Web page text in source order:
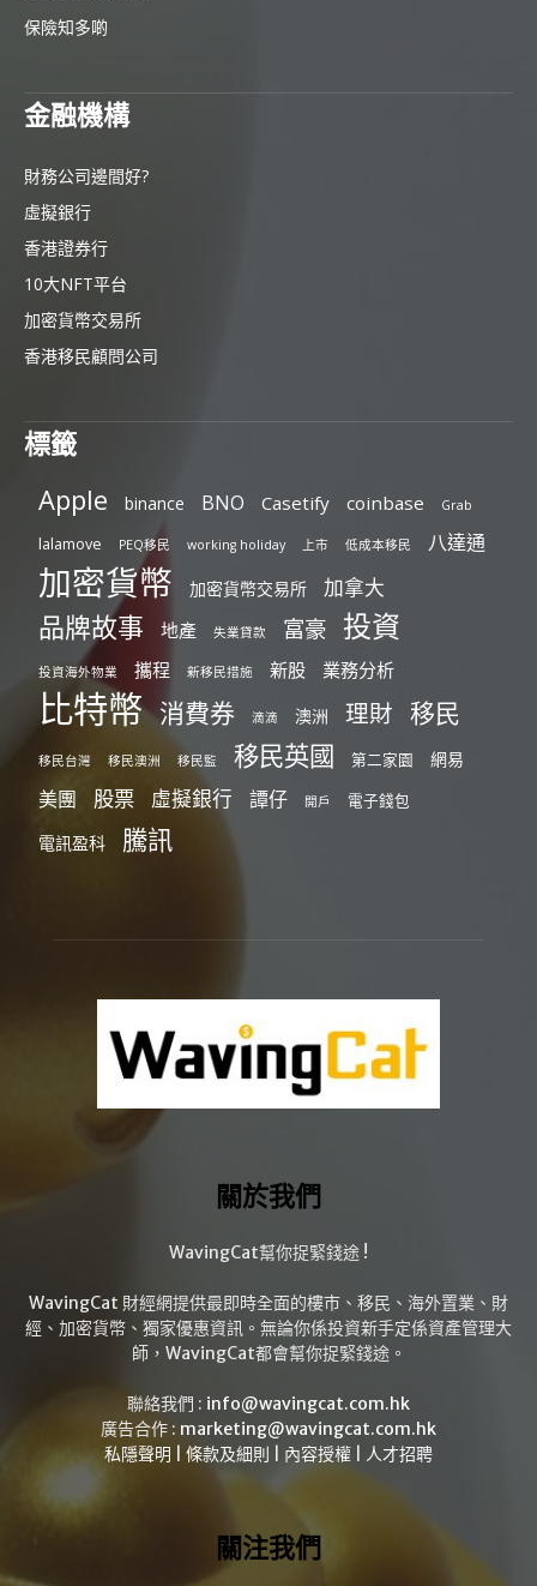
保險知多啲
金融機構
財務公司邊間好?
虛擬銀行
香港證券行
10大NFT平台
加密貨幣交易所
香港移民顧問公司
標籤
Apple binance BNO Casetify coinbase Grab
lalamove PEQ移民 working holiday 上市 低成本移民 八達通
加密貨幣 加密貨幣交易所 加拿大
品牌故事 地產 失業貸款 富豪 投資
投資海外物業 攜程 新移民措施 新股 業務分析
比特幣 消費券 滴滴 澳洲 理財 移民
移民台灣 移民澳洲 移民監 移民英國 第二家園 網易
美團 股票 虛擬銀行 譚仔 開戶 電子錢包
電訊盈科 騰訊
關於我們
WavingCat幫你捉緊錢途 !
WavingCat 財經網提供最即時全面的樓市、移民、海外置業、財
經、加密貨幣、獨家優惠資訊。無論你係投資新手定係資產管理大
師，WavingCat都會幫你捉緊錢途。
聯絡我們 : info@wavingcat.com.hk
廣告合作 : marketing@wavingcat.com.hk
私隱聲明
條款及細則 內容授權 人才招聘
關注我們